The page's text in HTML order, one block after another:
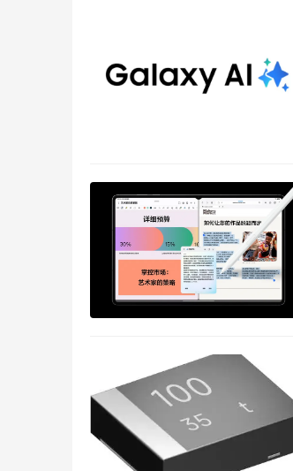
在数据中心内建立近线存储，
储提供持续的数据保护，进而
灾难恢复存储在主数据中心发